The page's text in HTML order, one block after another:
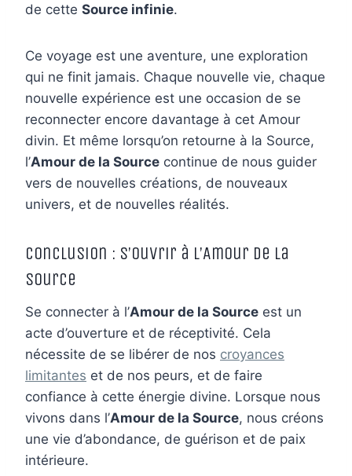
de cette Source infinie.
Ce voyage est une aventure, une exploration
qui ne finit jamais. Chaque nouvelle vie, chaque
nouvelle expérience est une occasion de se
reconnecter encore davantage à cet Amour
divin. Et même lorsqu’on retourne à la Source,
l’Amour de la Source continue de nous guider
vers de nouvelles créations, de nouveaux
univers, et de nouvelles réalités.
Conclusion : S’ouvrir à l’Amour de la
Source
Se connecter à l’Amour de la Source est un
acte d’ouverture et de réceptivité. Cela
nécessite de se libérer de nos croyances
limitantes et de nos peurs, et de faire
confiance à cette énergie divine. Lorsque nous
vivons dans l’Amour de la Source, nous créons
une vie d’abondance, de guérison et de paix
intérieure.